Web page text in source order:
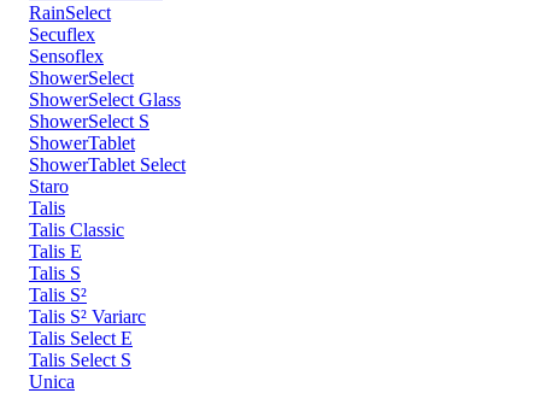
RainSelect
Secuflex
Sensoflex
ShowerSelect
ShowerSelect Glass
ShowerSelect S
ShowerTablet
ShowerTablet Select
Staro
Talis
Talis Classic
Talis E
Talis S
Talis S²
Talis S² Variarc
Talis Select E
Talis Select S
Unica